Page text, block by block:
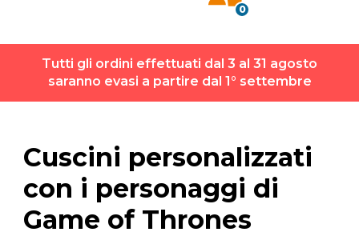
0
Tutti gli ordini effettuati dal 3 al 31 agosto
saranno evasi a partire dal 1° settembre
Cuscini personalizzati
con i personaggi di
Game of Thrones